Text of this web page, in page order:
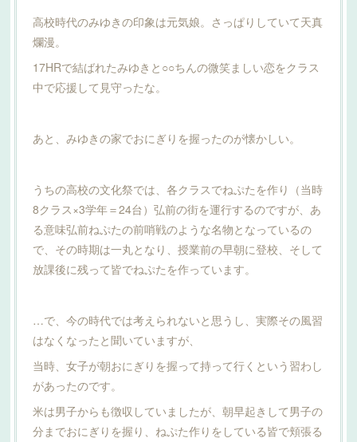
高校時代のみゆきの印象は元気娘。さっぱりしていて天真
爛漫。
17HRで結ばれたみゆきと○○ちんの微笑ましい恋をクラス
中で応援して見守ったな。
あと、みゆきの家でおにぎりを握ったのが懐かしい。
うちの高校の文化祭では、各クラスでねぷたを作り（当時
8クラス×3学年＝24台）弘前の街を運行するのですが、あ
る意味弘前ねぷたの前哨戦のような名物となっているの
で、その時期は一丸となり、授業前の早朝に登校、そして
放課後に残って皆でねぷたを作っています。
…で、今の時代では考えられないと思うし、実際その風習
はなくなったと聞いていますが、
当時、女子が朝おにぎりを握って持って行くという習わし
があったのです。
米は男子からも徴収していましたが、朝早起きして男子の
分までおにぎりを握り、ねぷた作りをしている皆で頬張る